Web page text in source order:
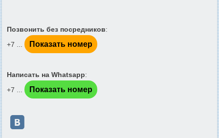
Позвонить без посредников:
+7 ...
Показать номер
Написать на Whatsapp:
+7 ...
Показать номер
